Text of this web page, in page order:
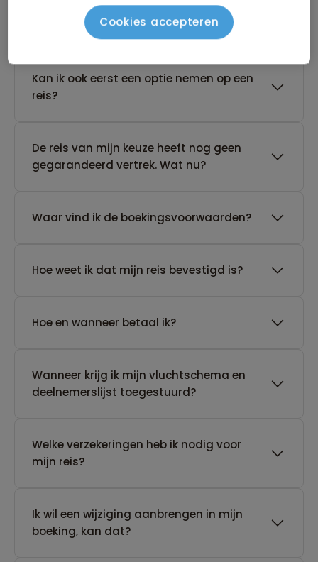
Wanneer kan ik het beste een reis
Kan ik ook eerst een optie nemen op een
reis?
De reis van mijn keuze heeft nog geen
gegarandeerd vertrek. Wat nu?
Waar vind ik de boekingsvoorwaarden?
Hoe weet ik dat mijn reis bevestigd is?
Hoe en wanneer betaal ik?
Wanneer krijg ik mijn vluchtschema en
deelnemerslijst toegestuurd?
Welke verzekeringen heb ik nodig voor
mijn reis?
Ik wil een wijziging aanbrengen in mijn
boeking, kan dat?
Cookies accepteren